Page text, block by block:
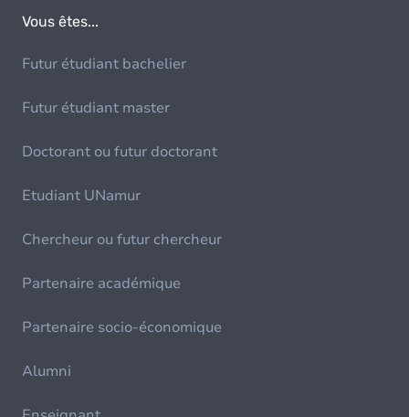
Vous êtes...
Futur étudiant bachelier
Futur étudiant master
Doctorant ou futur doctorant
Etudiant UNamur
Chercheur ou futur chercheur
Partenaire académique
Partenaire socio-économique
Alumni